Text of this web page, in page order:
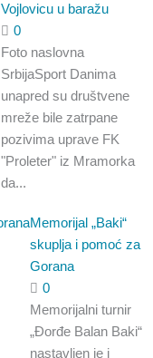
Vojlovicu u baražu
0
Foto naslovna
SrbijaSport Danima
unapred su društvene
mreže bile zatrpane
pozivima uprave FK
"Proleter" iz Mramorka
da...
Memorijal „Baki“
skuplja i pomoć za
Gorana
0
Memorijalni turnir
„Đorđe Balan Baki“
nastavljen je i